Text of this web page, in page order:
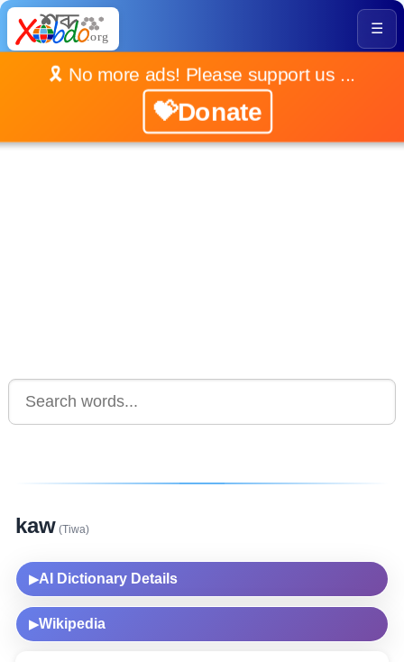
☰
🎗️ No more ads! Please support us ...
💝Donate
kaw (Tiwa)
▶AI Dictionary Details
▶Wikipedia